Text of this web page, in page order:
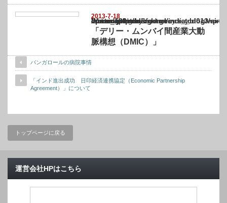
2013-7-18
Warning
: Undefined array key "show_category" in
/home/netst/kuno-cpa.co.jp/public_html/india_blog/wp-content/themes/
on line183
「デリー・ムンバイ間産業大動
脈構想（DMIC）」
バンガロールの病院事情
「インド進出成功 日印経済連携協定（Economic Partnership
Agreement）」について
トップページに戻る
運営会社HPはこちら